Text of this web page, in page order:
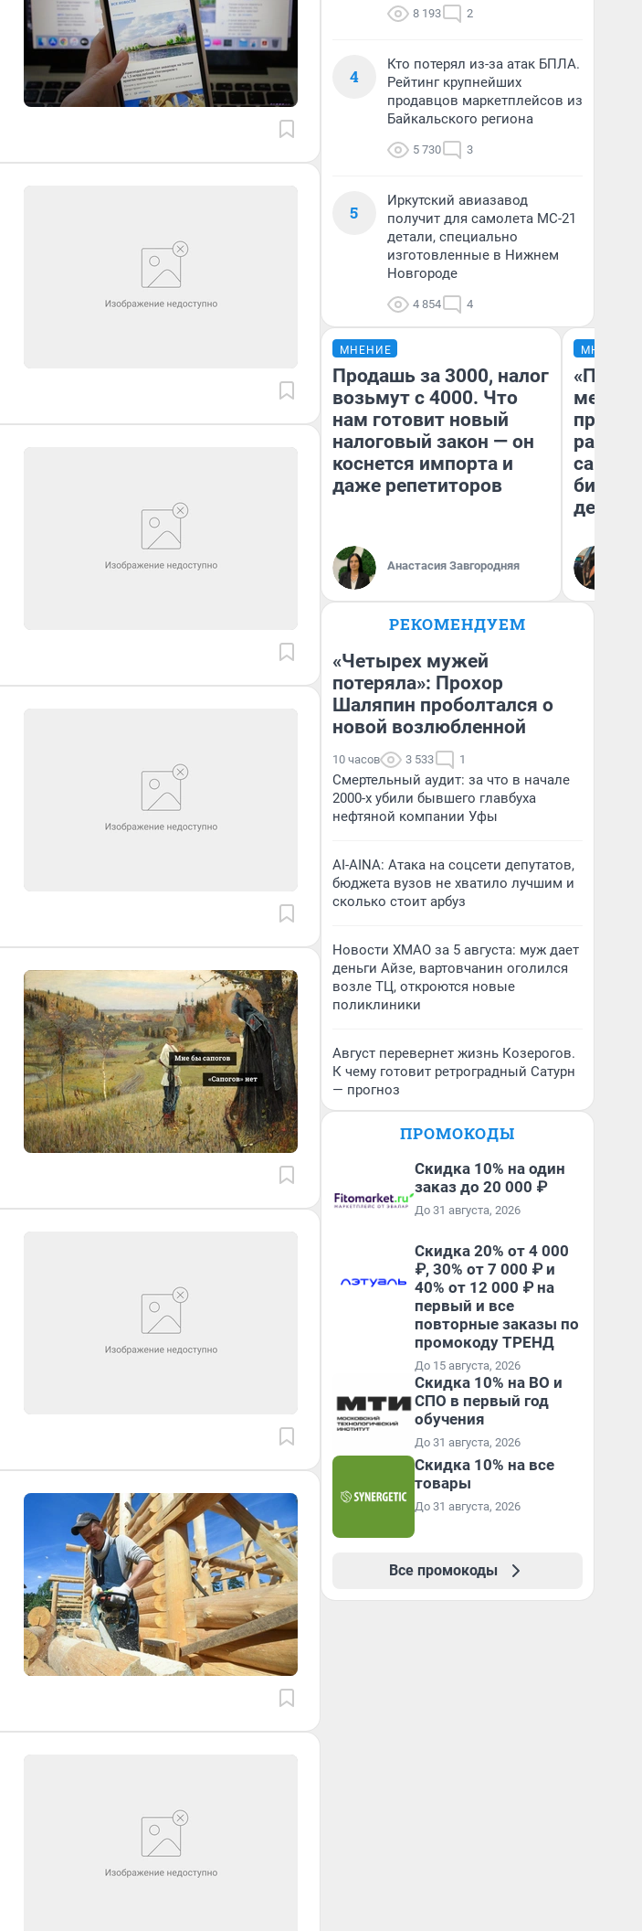
8 193 2
4
Кто потерял из-за атак БПЛА.
Рейтинг крупнейших
продавцов маркетплейсов из
Байкальского региона
5 730 3
5
Иркутский авиазавод
получит для самолета МС-21
детали, специально
изготовленные в Нижнем
Новгороде
4 854 4
МНЕНИЕ
Продашь за 3000, налог
возьмут с 4000. Что
нам готовит новый
налоговый закон — он
коснется импорта и
даже репетиторов
Анастасия Завгородняя
МНЕНИЕ
самом
РЕКОМЕНДУЕМ
«Четырех мужей
потеряла»: Прохор
Шаляпин проболтался о
новой возлюбленной
10 часов 3 533 1
Смертельный аудит: за что в начале
2000-х убили бывшего главбуха
нефтяной компании Уфы
AI-AINA: Атака на соцсети депутатов,
бюджета вузов не хватило лучшим и
сколько стоит арбуз
Новости ХМАО за 5 августа: муж дает
деньги Айзе, вартовчанин оголился
возле ТЦ, откроются новые
поликлиники
Август перевернет жизнь Козерогов.
К чему готовит ретроградный Сатурн
— прогноз
ПРОМОКОДЫ
Скидка 10% на один
заказ до 20 000 ₽
До 31 августа, 2026
Скидка 20% от 4 000
₽, 30% от 7 000 ₽ и
40% от 12 000 ₽ на
первый и все
повторные заказы по
промокоду ТРЕНД
До 15 августа, 2026
Скидка 10% на ВО и
СПО в первый год
обучения
До 31 августа, 2026
Скидка 10% на все
товары
До 31 августа, 2026
Все промокоды